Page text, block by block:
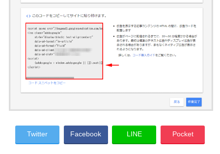
Twitter Facebook LINE Pocket